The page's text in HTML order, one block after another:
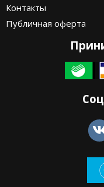
Контакты
Публичная оферта